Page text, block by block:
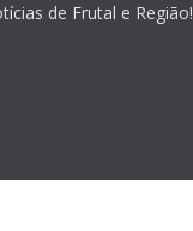
de Frutal e Região!